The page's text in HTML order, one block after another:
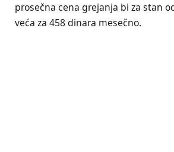
prosečna cena grejanja bi za stan
veća za 458 dinara mesečno.